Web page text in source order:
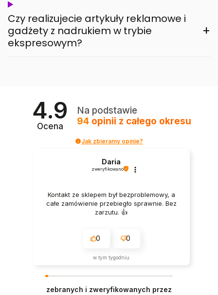
Czy realizujecie artykuły reklamowe i
gadżety z nadrukiem w trybie
ekspresowym?
+
4.9
Ocena
Na podstawie
94 opinii z całego okresu
Jak zbieramy opinie?
Daria
zweryfikowano
Kontakt ze sklepem był bezproblemowy, a
całe zamówienie przebiegło sprawnie. Bez
zarzutu. 👍️
0 0
w tym tygodniu
zebranych i zweryfikowanych przez